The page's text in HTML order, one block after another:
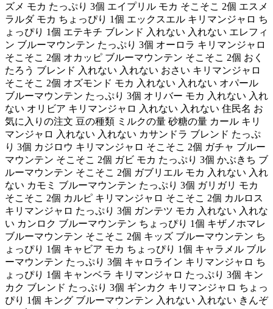
ズメ モカ たっぷり 3個 エイプリル モカ そこそこ 2個 エスメ
ラルダ モカ ちょっぴり 1個 エックスエル キリマンジャロ ち
ょっぴり 1個 エテキチ ブレンド 入れない 入れない エレフィ
ン ブルーマウンテン たっぷり 3個 オーロラ キリマンジャロ
そこそこ 2個 オカッピ ブルーマウンテン そこそこ 2個 おく
たろう ブレンド 入れない 入れない おさい キリマンジャロ
そこそこ 2個 オズモンド モカ 入れない 入れない オパール
ブルーマウンテン たっぷり 3個 オリバー モカ 入れない 入れ
ない オリビア キリマンジャロ 入れない 入れない 住民名 お
気に入りの注文 豆の種類 ミルクの量 砂糖の量 カール キリ
マンジャロ 入れない 入れない カサンドラ ブレンド たっぷ
り 3個 カジロウ キリマンジャロ そこそこ 2個 ガチャ ブルー
マウンテン そこそこ 2個 ガビ モカ たっぷり 3個 かぶきち ブ
ルーマウンテン そこそこ 2個 ガブリエル モカ 入れない 入れ
ない カモミ ブルーマウンテン たっぷり 3個 ガリガリ モカ
そこそこ 2個 カルピ キリマンジャロ そこそこ 2個 カルロス
キリマンジャロ たっぷり 3個 ガンテツ モカ 入れない 入れな
い カンロク ブルーマウンテン ちょっぴり 1個 キザノホマレ
ブルーマウンテン そこそこ 2個 キッズ ブルーマウンテン ち
ょっぴり 1個 キャビア モカ ちょっぴり 1個 キャラメル ブル
ーマウンテン たっぷり 3個 キャロライン キリマンジャロ ち
ょっぴり 1個 キャンベラ キリマンジャロ たっぷり 3個 キン
カク ブレンド たっぷり 3個 ギンカク キリマンジャロ ちょっ
ぴり 1個 キング ブルーマウンテン 入れない 入れない きんぞ